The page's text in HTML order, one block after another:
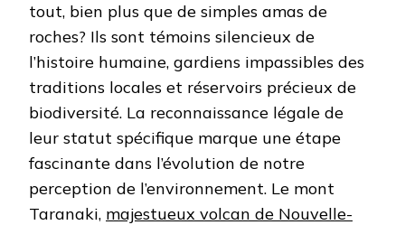
tout, bien plus que de simples amas de
roches? Ils sont témoins silencieux de
l’histoire humaine, gardiens impassibles des
traditions locales et réservoirs précieux de
biodiversité. La reconnaissance légale de
leur statut spécifique marque une étape
fascinante dans l’évolution de notre
perception de l’environnement. Le mont
Taranaki, majestueux volcan de Nouvelle-